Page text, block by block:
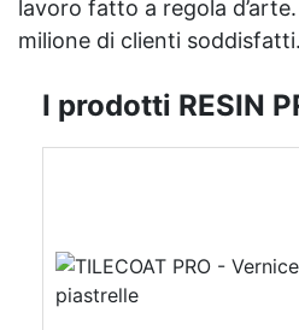
lavoro fatto a regola
milione di clienti soddisfatti.
I prodotti RESIN